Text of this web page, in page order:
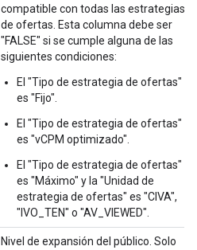
compatible con todas las estrategias
de ofertas. Esta columna debe ser
"FALSE" si se cumple alguna de las
siguientes condiciones:
El "Tipo de estrategia de ofertas"
es "Fijo".
El "Tipo de estrategia de ofertas"
es "vCPM optimizado".
El "Tipo de estrategia de ofertas"
es "Máximo" y la "Unidad de
estrategia de ofertas" es "CIVA",
"IVO_TEN" o "AV_VIEWED".
Nivel de expansión del público. Solo